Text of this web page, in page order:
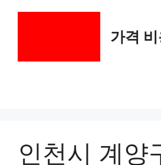
가격
인천시 계양